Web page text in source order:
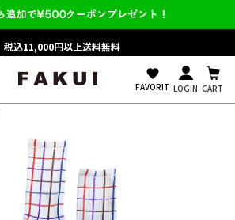
税込11,000円以上送料無料
favorite
FAVORIT LOGIN CART